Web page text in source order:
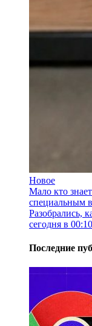
Новое
Мало кто
специальным
Разобрались,
сегодня в 00:10
Последние